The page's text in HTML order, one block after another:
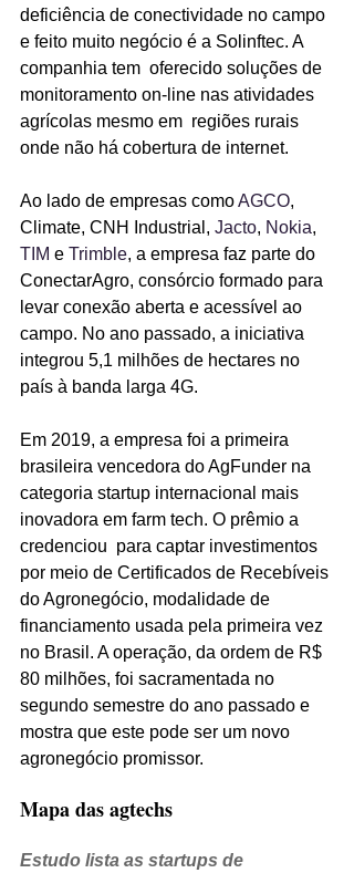
deficiência de conectividade no campo
e feito muito negócio é a Solinftec. A
companhia tem  oferecido soluções de
monitoramento on-line nas atividades
agrícolas mesmo em  regiões rurais
onde não há cobertura de internet.
Ao lado de empresas como AGCO,
Climate, CNH Industrial, Jacto, Nokia,
TIM e Trimble, a empresa faz parte do
ConectarAgro, consórcio formado para
levar conexão aberta e acessível ao
campo. No ano passado, a iniciativa
integrou 5,1 milhões de hectares no
país à banda larga 4G.
Em 2019, a empresa foi a primeira
brasileira vencedora do AgFunder na
categoria startup internacional mais
inovadora em farm tech. O prêmio a
credenciou  para captar investimentos
por meio de Certificados de Recebíveis
do Agronegócio, modalidade de
financiamento usada pela primeira vez
no Brasil. A operação, da ordem de R$
80 milhões, foi sacramentada no
segundo semestre do ano passado e
mostra que este pode ser um novo
agronegócio promissor.
Mapa das agtechs
Estudo lista as startups de